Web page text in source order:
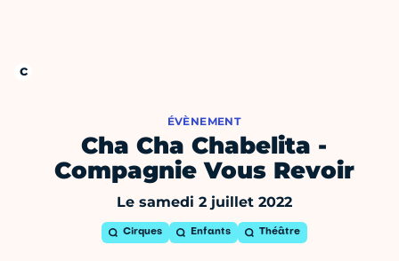
ÉVÈNEMENT
Cha Cha Chabelita -
Compagnie Vous Revoir
Le samedi 2 juillet 2022
Cirques Enfants Théâtre